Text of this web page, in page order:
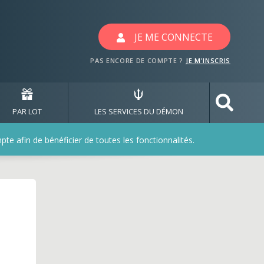
JE ME CONNECTE
PAS ENCORE DE COMPTE ? JE M'INSCRIS
PAR LOT LES SERVICES DU DÉMON
afin de bénéficier de toutes les fonctionnalités.